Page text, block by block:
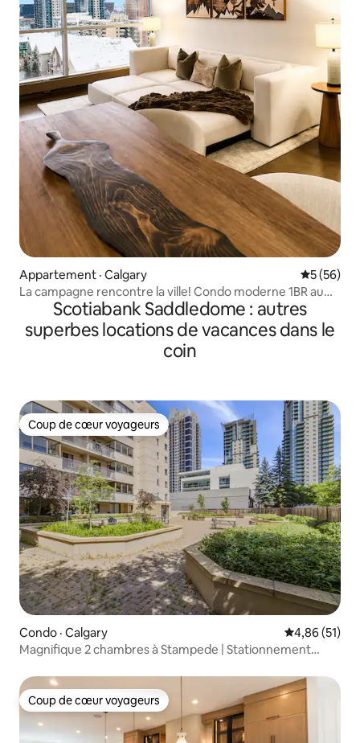
Appartement · Calgary Note
5 (56)
La campagne rencontre la ville! Condo moderne 1BR au
centre-villeScotiabank Saddledome : autres
superbes locations de vacances dans le
coin
Coup de cœur voyageurs
Coup de cœur voyageurs
Condo · Calgary Note
4,86 (51)
Magnifique 2 chambres à Stampede | Stationnement
Coup de cœur voyageurs
Coup de cœur voyageurs